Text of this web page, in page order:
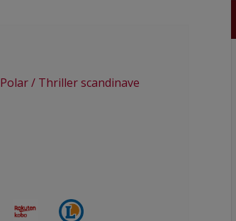
Polar / Thriller scandinave